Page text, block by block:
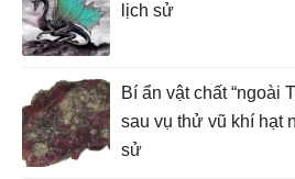
lịch sử
Bí ẩn vật chất “ngoài
sau vụ thử vũ khí hạt
sử